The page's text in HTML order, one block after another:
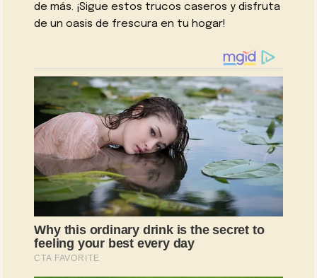
de más. ¡Sigue estos trucos caseros y disfruta
de un oasis de frescura en tu hogar!